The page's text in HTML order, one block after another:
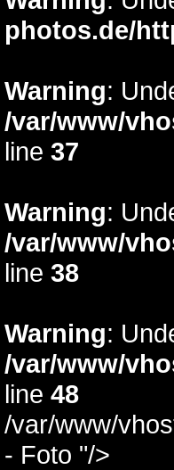
photos.de/
Warning:
/var/www/
line 37
Warning:
/var/www/
line 38
Warning:
/var/www/
line 48
/var/www/
- Foto "/>